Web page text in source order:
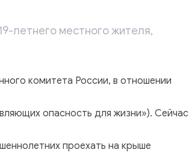
летнего местного жителя,
комитета России, в отношении
опасность для жизни»). Сейчас
проехать на крыше